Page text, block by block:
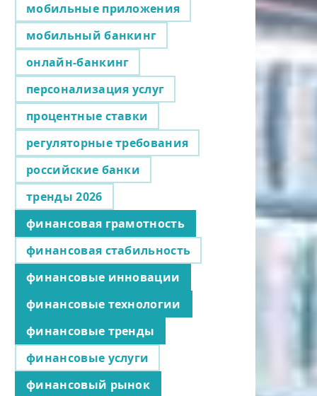
мобильные приложения
мобильный банкинг
онлайн-банкинг
персонализация услуг
процентные ставки
регуляторные требования
российские банки
тренды 2026
финансовая грамотность
финансовая стабильность
финансовые инновации
финансовые технологии
финансовые тренды
финансовые услуги
финансовый рынок